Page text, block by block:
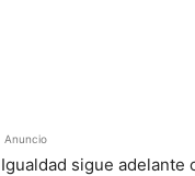
Anuncio
sigue